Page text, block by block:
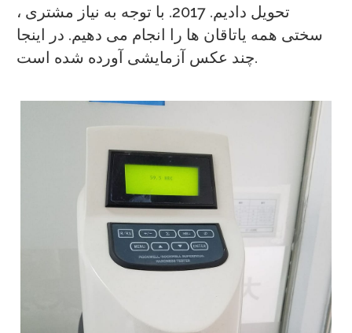
تحویل دادیم. 2017. با توجه به نیاز مشتری ،
سختی همه یاتاقان ها را انجام می دهیم. در اینجا
چند عکس آزمایشی آورده شده است.